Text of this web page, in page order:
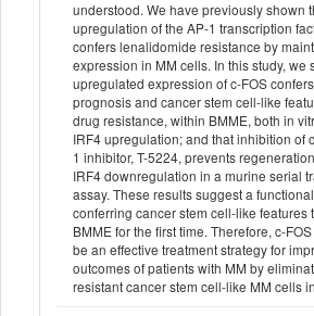
understood. We have previously shown
upregulation of the AP-1 transcription
confers lenalidomide resistance by
expression in MM cells. In this study, we
upregulated expression of c-FOS
prognosis and cancer stem cell-like
drug resistance, within BMME, both in
IRF4 upregulation; and that inhibition of
1 inhibitor, T-5224, prevents
IRF4 downregulation in a murine serial
assay. These results suggest a
conferring cancer stem cell-like features
BMME for the first time. Therefore, c-
be an effective treatment strategy for
outcomes of patients with MM by
resistant cancer stem cell-like MM cells